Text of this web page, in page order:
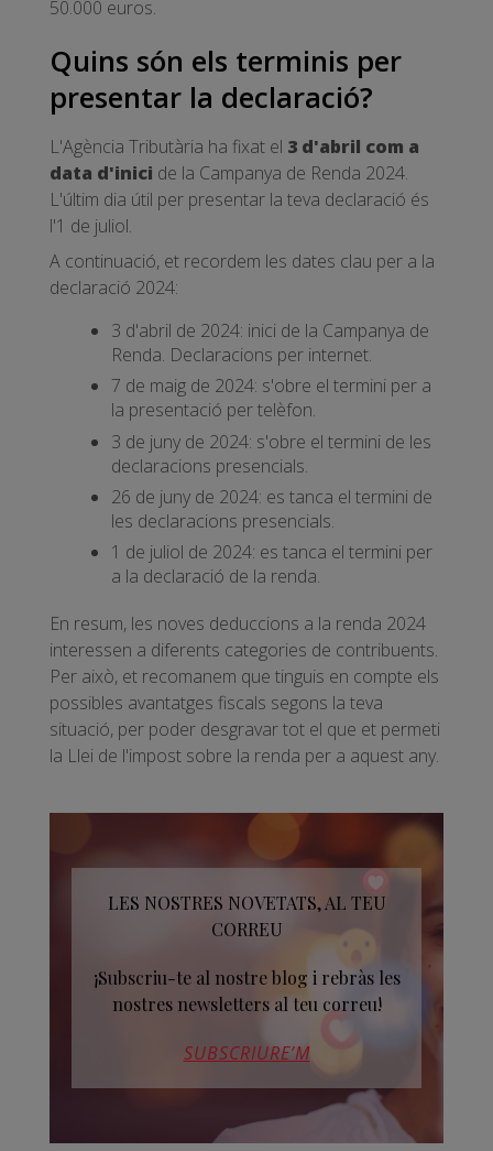
50.000 euros.
Quins són els terminis per
presentar la declaració?
L'Agència Tributària ha fixat el 3 d'abril com a
data d'inici de la Campanya de Renda 2024.
L'últim dia útil per presentar la teva declaració és
l'1 de juliol.
A continuació, et recordem les dates clau per a la
declaració 2024:
3 d'abril de 2024: inici de la Campanya de
Renda. Declaracions per internet.
7 de maig de 2024: s'obre el termini per a
la presentació per telèfon.
3 de juny de 2024: s'obre el termini de les
declaracions presencials.
26 de juny de 2024: es tanca el termini de
les declaracions presencials.
1 de juliol de 2024: es tanca el termini per
a la declaració de la renda.
En resum, les noves deduccions a la renda 2024
interessen a diferents categories de contribuents.
Per això, et recomanem que tinguis en compte els
possibles avantatges fiscals segons la teva
situació, per poder desgravar tot el que et permeti
la Llei de l'impost sobre la renda per a aquest any.
LES NOSTRES NOVETATS, AL TEU
CORREU
¡Subscriu-te al nostre blog i rebràs les
nostres newsletters al teu correu!
SUBSCRIURE’M